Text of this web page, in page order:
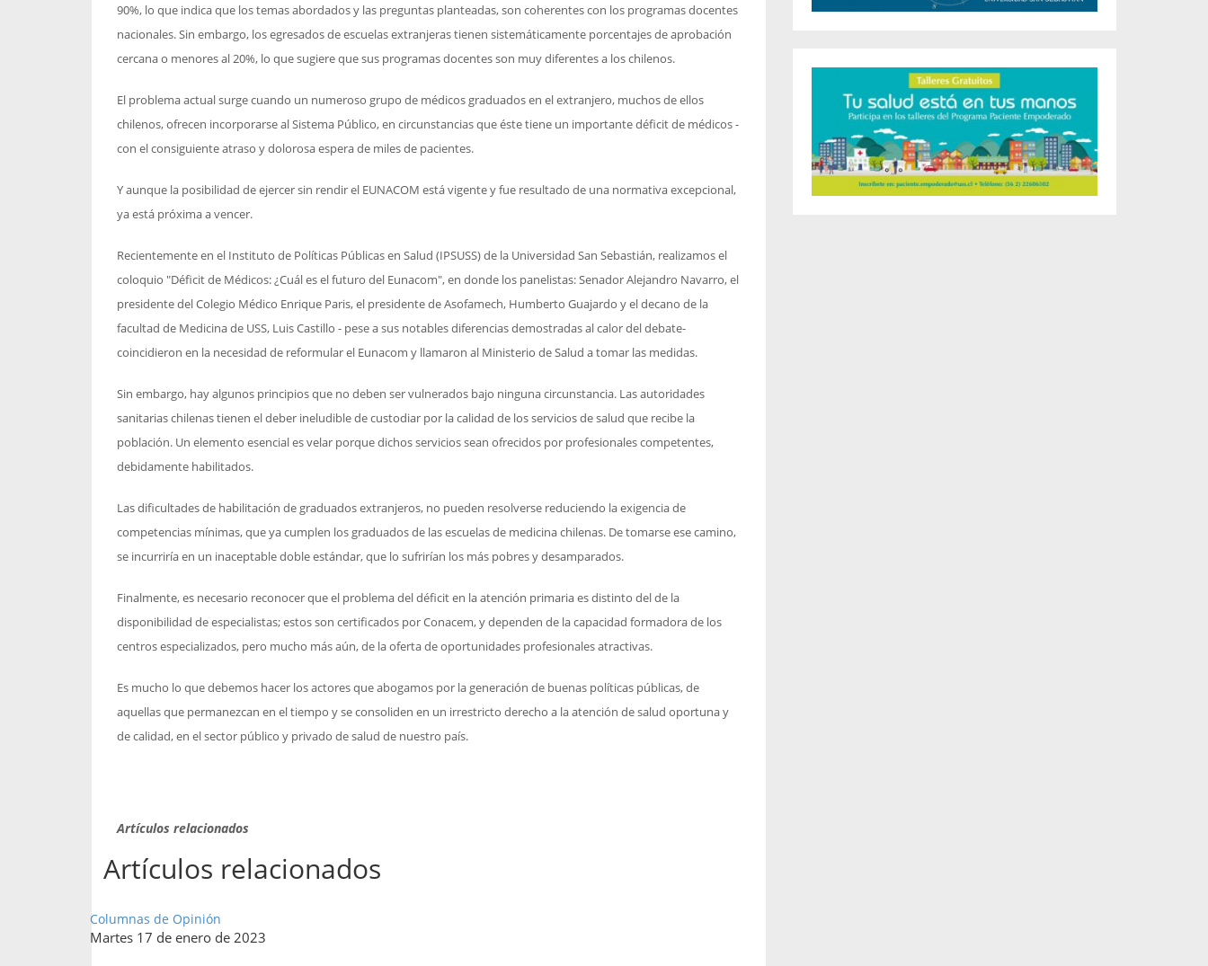
90%, lo que indica que los temas abordados y las preguntas planteadas, son coherentes con los programas docentes
nacionales. Sin embargo, los egresados de escuelas extranjeras tienen sistemáticamente porcentajes de aprobación
cercana o menores al 20%, lo que sugiere que sus programas docentes son muy diferentes a los chilenos.
El problema actual surge cuando un numeroso grupo de médicos graduados en el extranjero, muchos de ellos
chilenos, ofrecen incorporarse al Sistema Público, en circunstancias que éste tiene un importante déficit de médicos -
con el consiguiente atraso y dolorosa espera de miles de pacientes.
Y aunque la posibilidad de ejercer sin rendir el EUNACOM está vigente y fue resultado de una normativa excepcional,
ya está próxima a vencer.
Recientemente en el Instituto de Políticas Públicas en Salud (IPSUSS) de la Universidad San Sebastián, realizamos el
coloquio "Déficit de Médicos: ¿Cuál es el futuro del Eunacom", en donde los panelistas: Senador Alejandro Navarro, el
presidente del Colegio Médico Enrique Paris, el presidente de Asofamech, Humberto Guajardo y el decano de la
facultad de Medicina de USS, Luis Castillo - pese a sus notables diferencias demostradas al calor del debate-
coincidieron en la necesidad de reformular el Eunacom y llamaron al Ministerio de Salud a tomar las medidas.
Sin embargo, hay algunos principios que no deben ser vulnerados bajo ninguna circunstancia. Las autoridades
sanitarias chilenas tienen el deber ineludible de custodiar por la calidad de los servicios de salud que recibe la
población. Un elemento esencial es velar porque dichos servicios sean ofrecidos por profesionales competentes,
debidamente habilitados.
Las dificultades de habilitación de graduados extranjeros, no pueden resolverse reduciendo la exigencia de
competencias mínimas, que ya cumplen los graduados de las escuelas de medicina chilenas. De tomarse ese camino,
se incurriría en un inaceptable doble estándar, que lo sufrirían los más pobres y desamparados.
Finalmente, es necesario reconocer que el problema del déficit en la atención primaria es distinto del de la
disponibilidad de especialistas; estos son certificados por Conacem, y dependen de la capacidad formadora de los
centros especializados, pero mucho más aún, de la oferta de oportunidades profesionales atractivas.
Es mucho lo que debemos hacer los actores que abogamos por la generación de buenas políticas públicas, de
aquellas que permanezcan en el tiempo y se consoliden en un irrestricto derecho a la atención de salud oportuna y
de calidad, en el sector público y privado de salud de nuestro país.
Artículos relacionados
Artículos relacionados
Columnas de Opinión
Martes 17 de enero de 2023